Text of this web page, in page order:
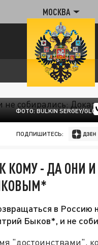
МОСКВА
ФОТО: BULKIN SERGEY/
ПОДПИШИТЕСЬ:
КОМУ - ДА ОНИ И
в Россию
Быков*, и не
"достоинствами",